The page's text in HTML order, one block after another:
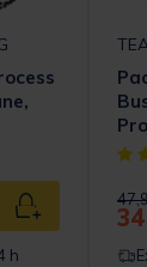
5 Customer
Ajouter au
h